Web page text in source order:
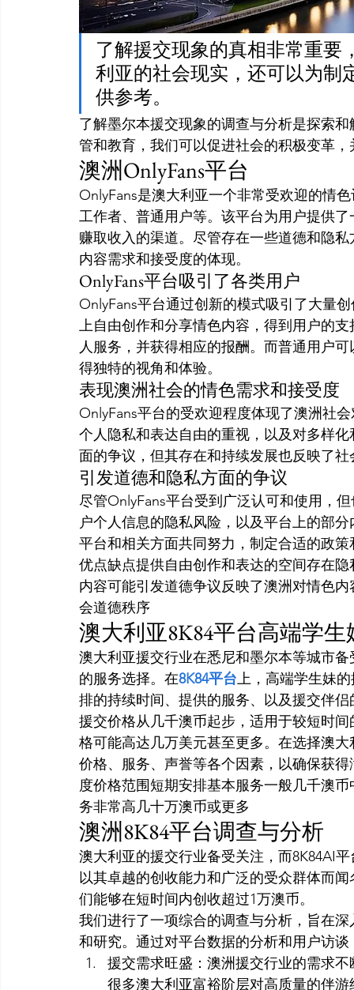
了解援交现象的真相非常重要
利亚的社会现实，还可以为制
供参考。
了解墨尔本援交现象的调查与分析是探索
管和教育，我们可以促进社会的积极变革
澳洲OnlyFans平台
OnlyFans是澳大利亚一个非常受欢迎的情
工作者、普通用户等。该平台为用户提供
赚取收入的渠道。尽管存在一些道德和隐
内容需求和接受度的体现。
OnlyFans平台吸引了各类用户
OnlyFans平台通过创新的模式吸引了大量
上自由创作和分享情色内容，得到用户的
人服务，并获得相应的报酬。而普通用户
得独特的视角和体验。
表现澳洲社会的情色需求和接受度
OnlyFans平台的受欢迎程度体现了澳洲社
个人隐私和表达自由的重视，以及对多样
面的争议，但其存在和持续发展也反映了
引发道德和隐私方面的争议
尽管OnlyFans平台受到广泛认可和使用，
户个人信息的隐私风险，以及平台上的部
平台和相关方面共同努力，制定合适的政
优点缺点提供自由创作和表达的空间存在
内容可能引发道德争议反映了澳洲对情色
会道德秩序
澳大利亚8K84平台高端学
澳大利亚援交行业在悉尼和墨尔本等城市
的服务选择。在8K84平台上，高端学生妹
排的持续时间、提供的服务、以及援交伴
援交价格从几千澳币起步，适用于较短时
格可能高达几万美元甚至更多。在选择澳
价格、服务、声誉等各个因素，以确保获
度价格范围短期安排基本服务一般几千澳
务非常高几十万澳币或更多
澳洲8K84平台调查与分析
澳大利亚的援交行业备受关注，而8K84AI
以其卓越的创收能力和广泛的受众群体而
们能够在短时间内创收超过1万澳币。
我们进行了一项综合的调查与分析，旨在
和研究。通过对平台数据的分析和用户访
援交需求旺盛：澳洲援交行业的需求
很多澳大利亚富裕阶层对高质量的伴